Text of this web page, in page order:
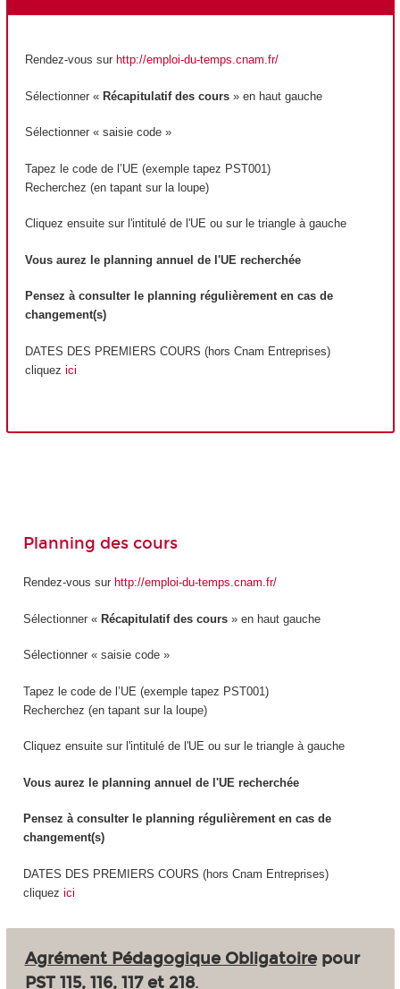
Rendez-vous sur http://emploi-du-temps.cnam.fr/
Sélectionner « Récapitulatif des cours » en haut gauche
Sélectionner « saisie code »
Tapez le code de l’UE (exemple tapez PST001)
Recherchez (en tapant sur la loupe)
Cliquez ensuite sur l'intitulé de l'UE ou sur le triangle à gauche
Vous aurez le planning annuel de l'UE recherchée
Pensez à consulter le planning régulièrement en cas de
changement(s)
DATES DES PREMIERS COURS (hors Cnam Entreprises)
cliquez ici
Planning des cours
Rendez-vous sur http://emploi-du-temps.cnam.fr/
Sélectionner « Récapitulatif des cours» en haut gauche
Sélectionner « saisie code »
Tapez le code de l’UE (exemple tapez PST001)
Recherchez (en tapant sur la loupe)
Cliquez ensuite sur l'intitulé de l'UE ou sur le triangle à gauche
Vous aurez le planning annuel de l'UE recherchée
Pensez à consulter le planning régulièrement en cas de
changement(s)
DATES DES PREMIERS COURS (hors Cnam Entreprises)
cliquez ici
Agrément Pédagogique Obligatoirepour
PST 115, 116, 117 et 218.